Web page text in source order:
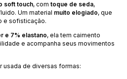
soft touch, com toque de seda,
Um material muito elogiado, que
e sofisticação.
e 7% elastano, ela tem caimento
e acompanha seus movimentos
usada de diversas formas: